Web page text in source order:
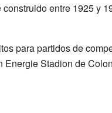
entre 1925 y
para partidos de
Stadion de